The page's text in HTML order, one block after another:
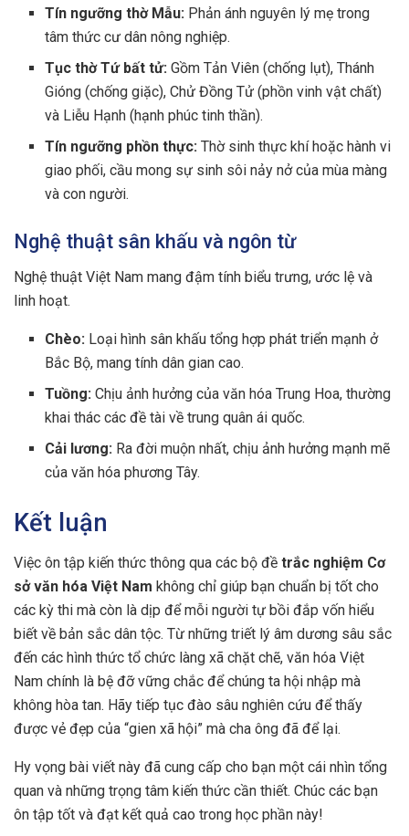
Tín ngưỡng thờ Mẫu: Phản ánh nguyên lý mẹ trong
tâm thức cư dân nông nghiệp.
Tục thờ Tứ bất tử: Gồm Tản Viên (chống lụt), Thánh
Gióng (chống giặc), Chử Đồng Tử (phồn vinh vật chất)
và Liễu Hạnh (hạnh phúc tinh thần).
Tín ngưỡng phồn thực: Thờ sinh thực khí hoặc hành vi
giao phối, cầu mong sự sinh sôi nảy nở của mùa màng
và con người.
Nghệ thuật sân khấu và ngôn từ
Nghệ thuật Việt Nam mang đậm tính biểu trưng, ước lệ và
linh hoạt.
Chèo: Loại hình sân khấu tổng hợp phát triển mạnh ở
Bắc Bộ, mang tính dân gian cao.
Tuồng: Chịu ảnh hưởng của văn hóa Trung Hoa, thường
khai thác các đề tài về trung quân ái quốc.
Cải lương: Ra đời muộn nhất, chịu ảnh hưởng mạnh mẽ
của văn hóa phương Tây.
Kết luận
Việc ôn tập kiến thức thông qua các bộ đề trắc nghiệm Cơ
sở văn hóa Việt Nam không chỉ giúp bạn chuẩn bị tốt cho
các kỳ thi mà còn là dịp để mỗi người tự bồi đắp vốn hiểu
biết về bản sắc dân tộc. Từ những triết lý âm dương sâu sắc
đến các hình thức tổ chức làng xã chặt chẽ, văn hóa Việt
Nam chính là bệ đỡ vững chắc để chúng ta hội nhập mà
không hòa tan. Hãy tiếp tục đào sâu nghiên cứu để thấy
được vẻ đẹp của “gien xã hội” mà cha ông đã để lại.
Hy vọng bài viết này đã cung cấp cho bạn một cái nhìn tổng
quan và những trọng tâm kiến thức cần thiết. Chúc các bạn
ôn tập tốt và đạt kết quả cao trong học phần này!